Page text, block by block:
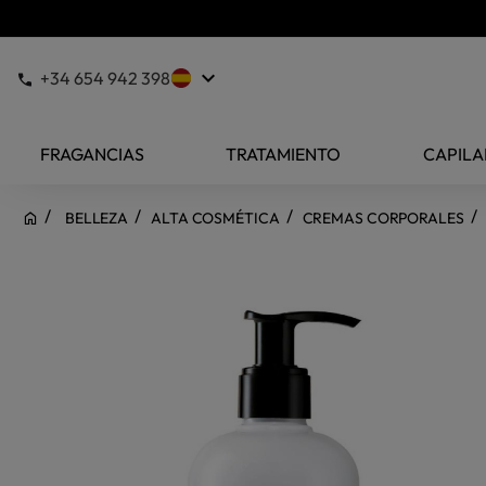
+34 654 942 398 keyboard_arrow_down
FRAGANCIAS TRATAMIENTO
BELLEZA ALTA COSMÉTICA CREMAS CORPORALES